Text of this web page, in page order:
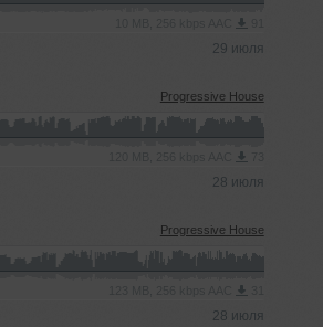
29 июля
Progressive House
28 июля
Progressive House
28 июля